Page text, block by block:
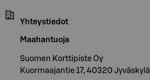
Yhteystiedot
Maahantuoja
Suomen Korttipiste Oy
Kuormaajantie 17, 40320 Jyväskylä